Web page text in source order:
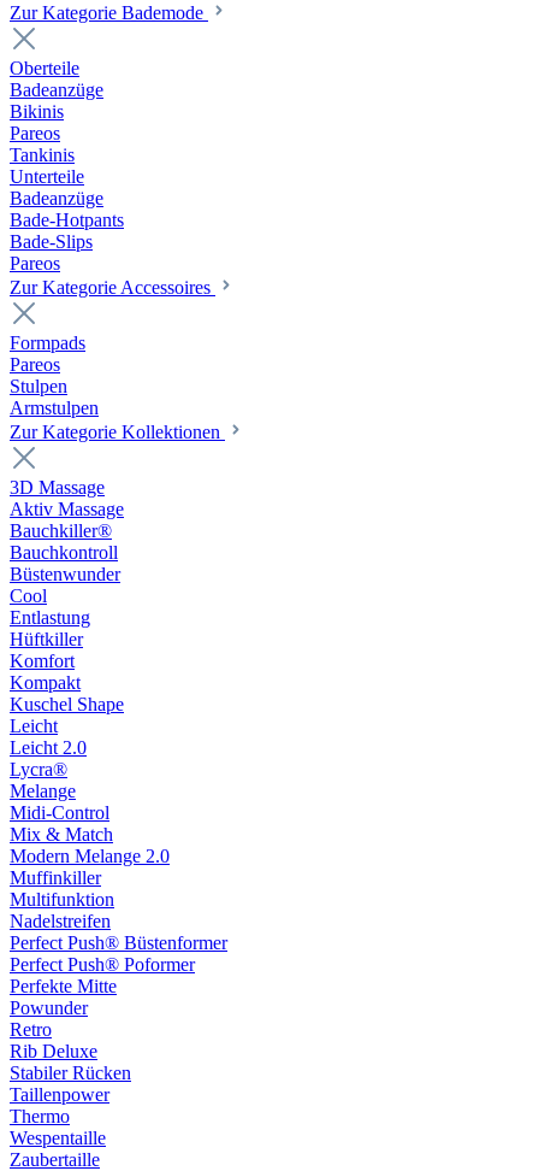
Zur Kategorie Bademode
Oberteile
Badeanzüge
Bikinis
Pareos
Tankinis
Unterteile
Badeanzüge
Bade-Hotpants
Bade-Slips
Pareos
Zur Kategorie Accessoires
Formpads
Pareos
Stulpen
Armstulpen
Zur Kategorie Kollektionen
3D Massage
Aktiv Massage
Bauchkiller®
Bauchkontroll
Büstenwunder
Cool
Entlastung
Hüftkiller
Komfort
Kompakt
Kuschel Shape
Leicht
Leicht 2.0
Lycra®
Melange
Midi-Control
Mix & Match
Modern Melange 2.0
Muffinkiller
Multifunktion
Nadelstreifen
Perfect Push® Büstenformer
Perfect Push® Poformer
Perfekte Mitte
Powunder
Retro
Rib Deluxe
Stabiler Rücken
Taillenpower
Thermo
Wespentaille
Zaubertaille